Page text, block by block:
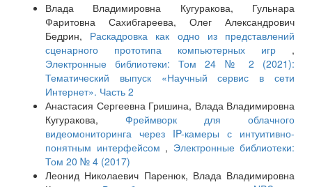
Влада Владимировна Кугуракова, Гульнара
Фаритовна Сахибгареева, Олег Александрович
Бедрин, Раскадровка как одно из представлений
сценарного прототипа компьютерных игр ,
Электронные библиотеки: Том 24 № 2 (2021):
Тематический выпуск «Научный сервис в сети
Интернет». Часть 2
Анастасия Сергеевна Гришина, Влада Владимировна
Кугуракова, Фреймворк для облачного
видеомониторинга через IP-камеры с интуитивно-
понятным интерфейсом , Электронные библиотеки:
Том 20 № 4 (2017)
Леонид Николаевич Паренюк, Влада Владимировна